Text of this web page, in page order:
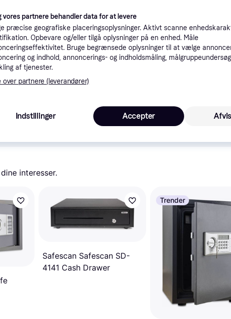
Laveste pris·39 kr. fragt,4-5 dage
39 kr. fragt 1-2 dage
interesser.
Safescan Safescan SD-
4141 Cash Drawer
Trender
vores partnere behandler data for at levere
præcise geografiske placeringsoplysninger. Aktivt scanne
Opbevare og/eller tilgå oplysninger på en enhed. Måle
Bruge begrænsede oplysninger til at vælge
og indhold, annoncerings- og indholdsmåling,
af tjenester.
over partnere (leverandører)
Indstillinger Accepter